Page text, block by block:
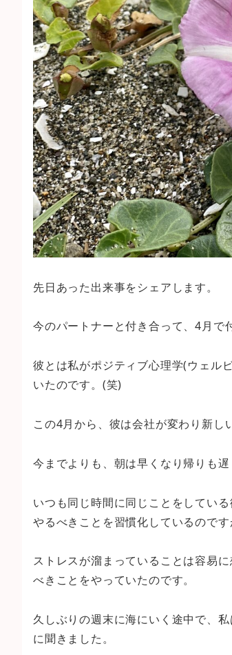
先日あった出来事をシェアします。
今のパートナーと付き合って、4月で
彼とは私がポジティブ心理学(ウェル
いたのです。(笑)
この4月から、彼は会社が変わり新し
今までよりも、朝は早くなり帰りも遅
いつも同じ時間に同じことをしている
やるべきことを習慣化しているので
ストレスが溜まっていることは容易
べきことをやっていたのです。
久しぶりの週末に海にいく途中で、
に聞きました。